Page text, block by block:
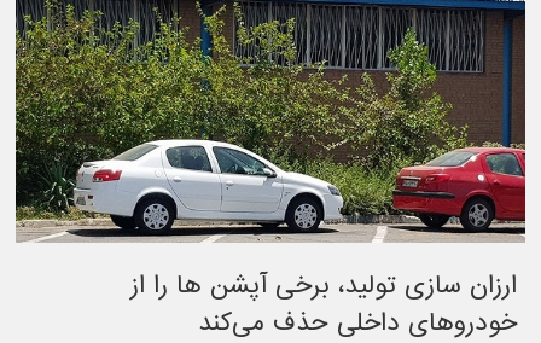
ارزان سازی تولید، برخی آپشن ها را از
خودروهای داخلی حذف می‌کند